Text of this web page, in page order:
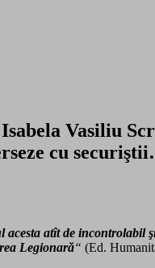
Vasiliu
cu
acesta atît de incontrolabil
Legionară“ (Ed.